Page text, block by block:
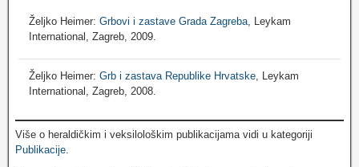
Željko Heimer: Grbovi i zastave Grada Zagreba , Leykam
International, Zagreb, 2009.
Željko Heimer: Grb i zastava Republike Hrvatske, Leykam
International, Zagreb, 2008.
Više o heraldičkim i veksilološkim publikacijama vidi u kategoriji
Publikacije